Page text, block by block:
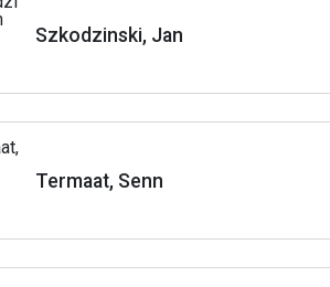
Szkodzinski, Jan
Termaat, Senn